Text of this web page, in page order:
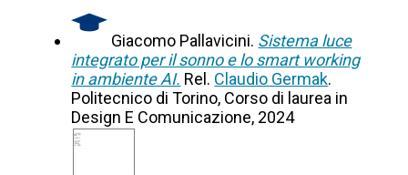
Giacomo Pallavicini. Sistema luce
integrato per il sonno e lo smart working
in ambiente AI. Rel. Claudio Germak.
Politecnico di Torino, Corso di laurea in
Design E Comunicazione, 2024